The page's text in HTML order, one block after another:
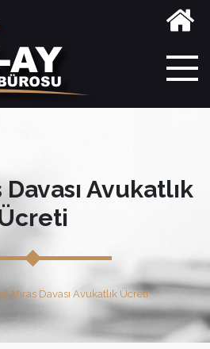
Avukatlık
Miras Davası Avukatlık Ücreti